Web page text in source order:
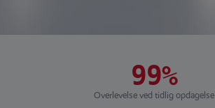
99%
Overlevelse ved tidlig opdagelse